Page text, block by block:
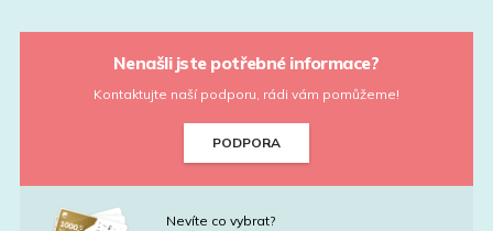
Nenašli jste potřebné informace?
Kontaktujte naší podporu, rádi vám pomůžeme!
PODPORA
Nevíte co vybrat?